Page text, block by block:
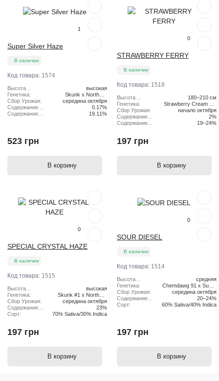
1
Super Silver Haze
В наличии
Код товара: 1574
Высота
растения:
высокая
Генетика:
Skunk x Northern
Lights x Haze
Сбор Урожая:
середина октября
Содержание
CBD:
0.17%
Содержание
19.11%
523 грн
В корзину
0
STRAWBERRY FERRY
В наличии
Код товара: 1518
Высота
растения:
180–210 см
Генетика:
Strawberry Cream Pie
x Original Haze
Сбор Урожая:
начало октября
Содержание
CBD:
2%
Содержание
19–24%
197 грн
В корзину
0
SPECIAL CRYSTAL HAZE
В наличии
Код товара: 1515
Высота
растения:
высокая
Генетика:
Skunk #1 x Northern
Lights x Haze
Сбор Урожая:
середина октября
Содержание
ТГК:
23%
Сорт:
70% Sativa/30% Indica
197 грн
В корзину
0
SOUR DIESEL
В наличии
Код товара: 1514
Высота
растения:
средняя
Генетика:
Chemdawg 91 x Super
Skunk
Сбор Урожая:
середина октября
Содержание
ТГК:
20–24%
Сорт:
60% Sativa/40% Indica
197 грн
В корзину